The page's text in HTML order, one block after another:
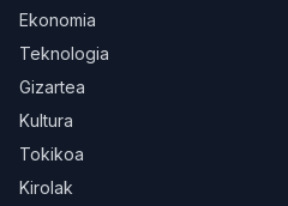
Ekonomia
Teknologia
Gizartea
Kultura
Tokikoa
Kirolak